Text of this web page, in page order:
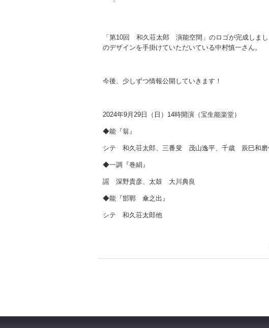
「第10回 和久荘太郎 演能空間」のロゴが完成しま
のデザインを手掛けていただいている中村慎一さん。
今後、少しずつ情報公開していきます！
2024年9月 29 日（日） 14時開演（宝生能楽堂）
◆能『翁』
シテ 和久荘太郎、三番叟 茂山逸平、千歳 辰巳和磨
◆一調『巻絹』
謡 深野貴彦、太鼓 大川典良
◆能『邯鄲 傘之出』
シテ 和久荘太郎他